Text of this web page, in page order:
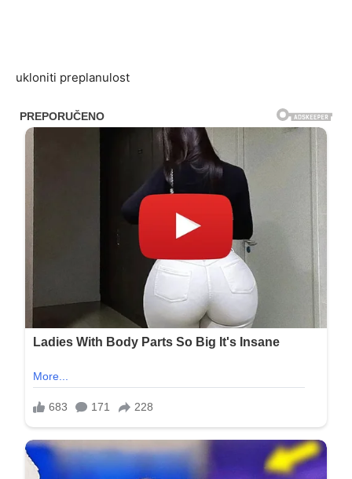
ukloniti preplanulost